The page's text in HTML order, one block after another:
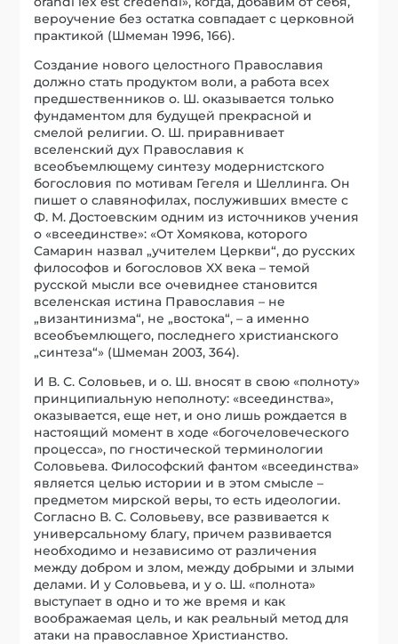
вероучение без остатка совпадает с церковной
практикой (Шмеман 1996, 166).
Создание нового целостного Православия
должно стать продуктом воли, а работа всех
предшественников о. Ш. оказывается только
фундаментом для будущей прекрасной и
смелой религии. О. Ш. приравнивает
вселенский дух Православия к
всеобъемлющему синтезу модернистского
богословия по мотивам Гегеля и Шеллинга. Он
пишет о славянофилах, послуживших вместе с
Ф. М. Достоевским одним из источников учения
о «всеединстве»: «От Хомякова, которого
Самарин назвал „учителем Церкви“, до русских
философов и богословов XX века – темой
русской мысли все очевиднее становится
вселенская истина Православия – не
„византинизма“, не „востока“, – а именно
всеобъемлющего, последнего христианского
„синтеза“» (Шмеман 2003, 364).
И В. С. Соловьев, и о. Ш. вносят в свою «полноту»
принципиальную неполноту: «всеединства»,
оказывается, еще нет, и оно лишь рождается в
настоящий момент в ходе «богочеловеческого
процесса», по гностической терминологии
Соловьева. Философский фантом «всеединства»
является целью истории и в этом смысле –
предметом мирской веры, то есть идеологии.
Согласно В. С. Соловьеву, все развивается к
универсальному благу, причем развивается
необходимо и независимо от различения
между добром и злом, между добрыми и злыми
делами. И у Соловьева, и у о. Ш. «полнота»
выступает в одно и то же время и как
воображаемая цель, и как реальный метод для
атаки на православное Христианство.